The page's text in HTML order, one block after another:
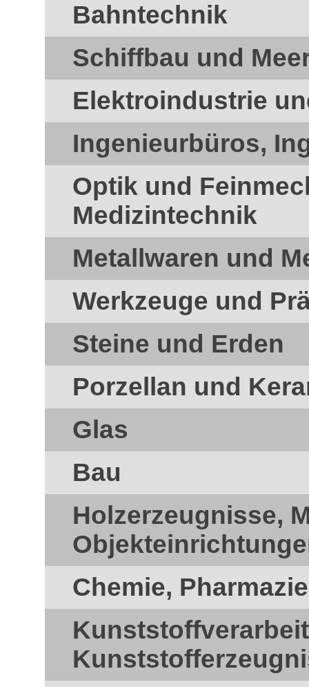
Bahntechnik
Schiffbau und
Elektroindustrie
Ingenieurbüros,
Optik und
Medizintechnik
Metallwaren und
Werkzeuge und
Steine und Erden
Porzellan und
Glas
Bau
Holzerzeugnisse,
Chemie,